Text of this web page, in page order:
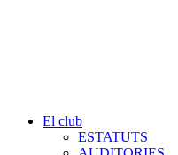
El club
ESTATUTS